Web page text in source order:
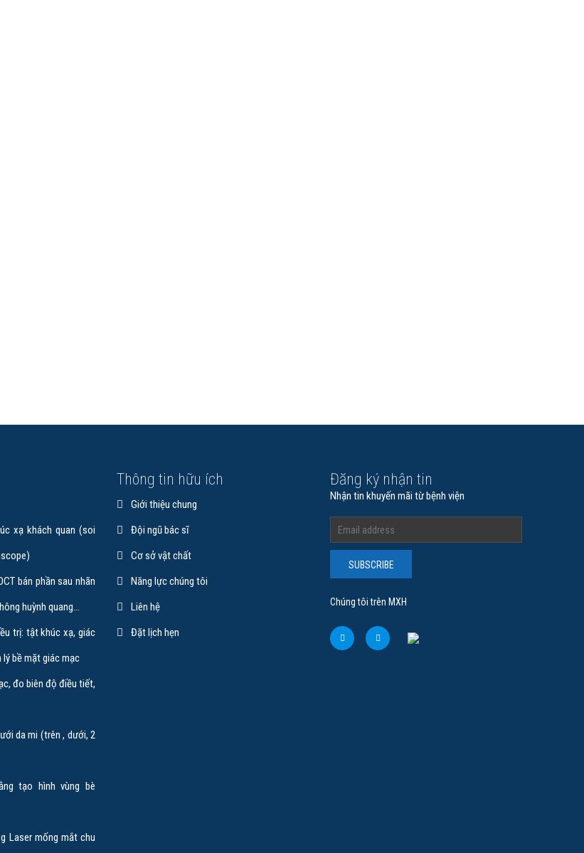
Chuyên Gia Cố Vấn Cao Cấp
Khoa Mắt Nhi Bệnh viện Mắt TP. HCM. Kinh
nghiệm hơn 30 năm về…
BS.CKII NGUYỄN ĐỖ NGUYÊN
Chuyên Gia Cao Cấp
Nguyên Trưởng Khoa Tổng Hợp Bệnh viện
nghiệm khám hội chẩn…
xạ khách quan (soi
bán phần sau nhãn
huỳnh quang…
trị: tật khúc xạ, giác
lý bề mặt giác mạc
đo biên độ điều tiết,
da mi (trên , dưới, 2
tạo hình vùng bè
Laser mống mắt chu
Thông tin hữu ích
Giới thiệu chung
Đội ngũ bác sĩ
Cơ sở vật chất
Năng lực chúng tôi
Liên hệ
Đặt lịch hẹn
Đăng ký nhận tin
Nhận tin khuyến mãi từ bệnh viện
SUBSCRIBE
Chúng tôi trên MXH